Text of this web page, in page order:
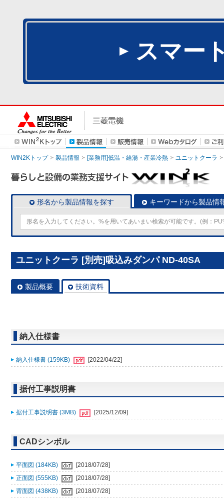
スマー
WIN2Kトップ 製品情報 [業務用]低温・給湯・産業冷熱 ユニットクーラ
形名から製品情報を探す キーワードから製品情
ユニットクーラ [別売]吸込みダンパ ND-40SA
製品概要 技術資料
納入仕様書
納入仕様書 (159KB) [2022/04/22]
据付工事説明書
据付工事説明書 (3MB) [2025/12/09]
CADシンボル
平面図 (184KB)
[2018/07/28]
正面図 (555KB)
[2018/07/28]
背面図 (438KB)
[2018/07/28]